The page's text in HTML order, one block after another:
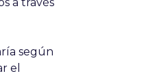
según
el